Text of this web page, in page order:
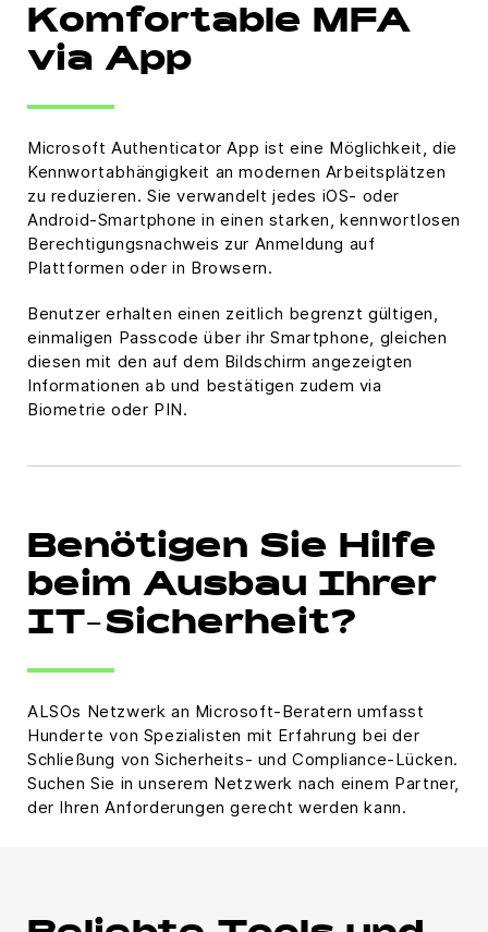
Komfortable MFA
via App
Microsoft Authenticator App ist eine Möglichkeit, die
Kennwortabhängigkeit an modernen Arbeitsplätzen
zu reduzieren. Sie verwandelt jedes iOS- oder
Android-Smartphone in einen starken, kennwortlosen
Berechtigungsnachweis zur Anmeldung auf
Plattformen oder in Browsern.
Benutzer erhalten einen zeitlich begrenzt gültigen,
einmaligen Passcode über ihr Smartphone, gleichen
diesen mit den auf dem Bildschirm angezeigten
Informationen ab und bestätigen zudem via
Biometrie oder PIN.
Benötigen Sie Hilfe
beim Ausbau Ihrer
IT-Sicherheit?
ALSOs Netzwerk an Microsoft-Beratern umfasst
Hunderte von Spezialisten mit Erfahrung bei der
Schließung von Sicherheits- und Compliance-Lücken.
Suchen Sie in unserem Netzwerk nach einem Partner,
der Ihren Anforderungen gerecht werden kann.